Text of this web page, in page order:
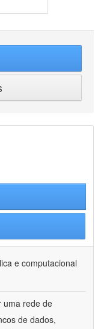
e computacional
uma rede de
de dados,